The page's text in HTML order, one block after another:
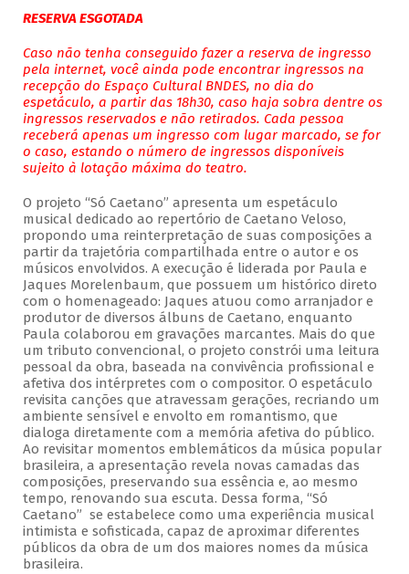
RESERVA ESGOTADA
Caso não tenha conseguido fazer a reserva de ingresso
pela internet, você ainda pode encontrar ingressos na
recepção do Espaço Cultural BNDES, no dia do
espetáculo, a partir das 18h30, caso haja sobra dentre os
ingressos reservados e não retirados. Cada pessoa
receberá apenas um ingresso com lugar marcado, se for
o caso, estando o número de ingressos disponíveis
sujeito à lotação máxima do teatro.
O projeto “Só Caetano” apresenta um espetáculo
musical dedicado ao repertório de Caetano Veloso,
propondo uma reinterpretação de suas composições a
partir da trajetória compartilhada entre o autor e os
músicos envolvidos. A execução é liderada por Paula e
Jaques Morelenbaum, que possuem um histórico direto
com o homenageado: Jaques atuou como arranjador e
produtor de diversos álbuns de Caetano, enquanto
Paula colaborou em gravações marcantes. Mais do que
um tributo convencional, o projeto constrói uma leitura
pessoal da obra, baseada na convivência profissional e
afetiva dos intérpretes com o compositor. O espetáculo
revisita canções que atravessam gerações, recriando um
ambiente sensível e envolto em romantismo, que
dialoga diretamente com a memória afetiva do público.
Ao revisitar momentos emblemáticos da música popular
brasileira, a apresentação revela novas camadas das
composições, preservando sua essência e, ao mesmo
tempo, renovando sua escuta. Dessa forma, “Só
Caetano” se estabelece como uma experiência musical
intimista e sofisticada, capaz de aproximar diferentes
públicos da obra de um dos maiores nomes da música
brasileira.